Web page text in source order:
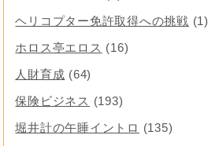
ヘリコプター免許取得への挑戦 (1)
ホロス亭エロス (16)
人財育成 (64)
保険ビジネス (193)
堀井計の午睡イントロ (135)